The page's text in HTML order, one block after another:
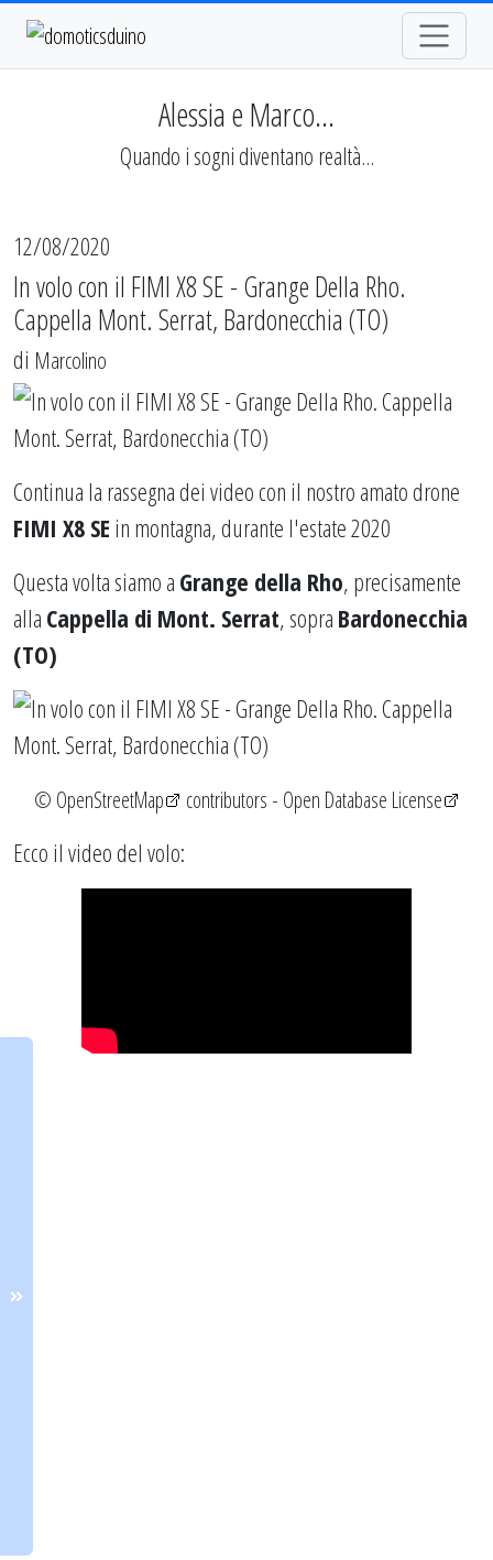
Alessia e Marco...
Quando i sogni diventano realtà...
12/08/2020
In volo con il FIMI X8 SE - Grange Della Rho.
Cappella Mont. Serrat, Bardonecchia (TO)
di Marcolino
Continua la rassegna dei video con il nostro amato drone
FIMI X8 SE in montagna, durante l'estate 2020
Questa volta siamo a Grange della Rho, precisamente
alla Cappella di Mont. Serrat, sopra Bardonecchia
(TO)
© OpenStreetMap contributors - Open Database License
Ecco il video del volo: